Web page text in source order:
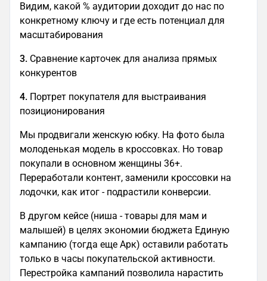
Видим, какой % аудитории доходит до нас по
конкретному ключу и где есть потенциал для
масштабирования
3. Сравнение карточек для анализа прямых
конкурентов
4. Портрет покупателя для выстраивания
позиционирования
Мы продвигали женскую юбку. На фото была
молоденькая модель в кроссовках. Но товар
покупали в основном женщины 36+.
Переработали контент, заменили кроссовки на
лодочки, как итог - подрастили конверсии.
В другом кейсе (ниша - товары для мам и
малышей) в целях экономии бюджета Единую
кампанию (тогда еще Арк) оставили работать
только в часы покупательской активности.
Перестройка кампаний позволила нарастить